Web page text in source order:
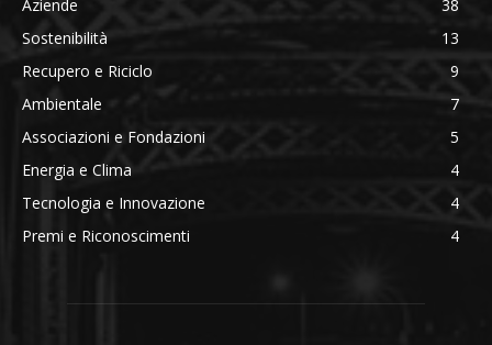
Aziende
38
Sostenibilità
13
Recupero e Riciclo
9
Ambientale
7
Associazioni e Fondazioni
5
Energia e Clima
4
Tecnologia e Innovazione
4
Premi e Riconoscimenti
4